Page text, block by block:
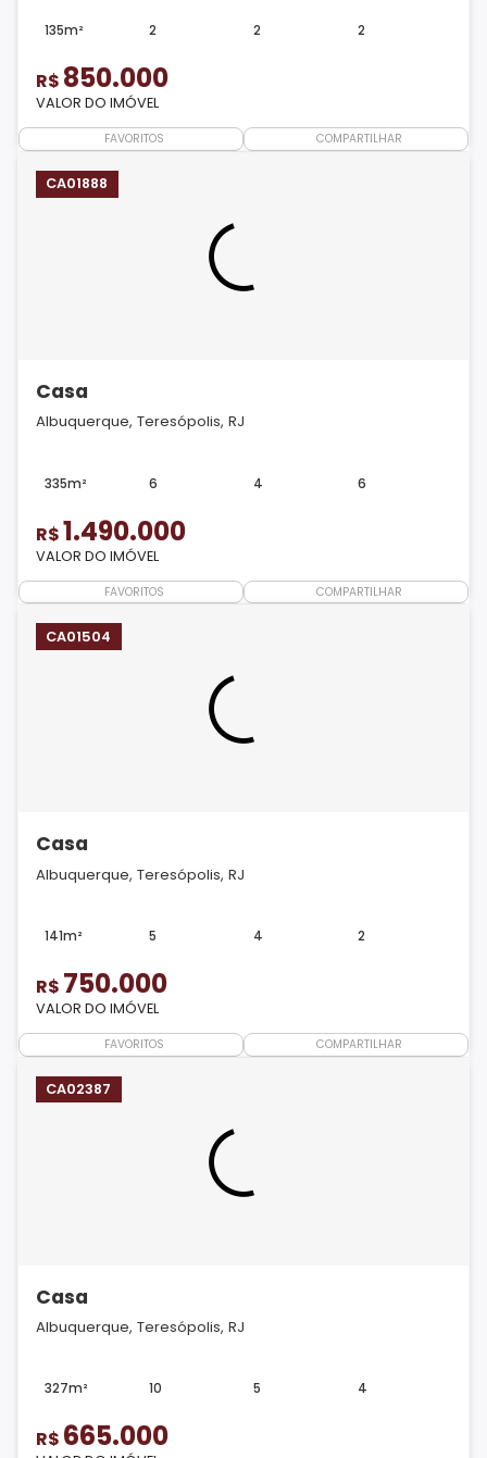
135m² 2 2 2
R$ 850.000
VALOR DO IMÓVEL
FAVORITOS COMPARTILHAR
CA01888
Casa
Albuquerque, Teresópolis, RJ
335m² 6 4 6
R$1.490.000
VALOR DO IMÓVEL
FAVORITOS COMPARTILHAR
CA01504
Casa
Albuquerque, Teresópolis, RJ
141m² 5 4 2
R$ 750.000
VALOR DO IMÓVEL
FAVORITOS COMPARTILHAR
CA02387
Casa
Albuquerque, Teresópolis, RJ
327m² 10 5 4
R$ 665.000